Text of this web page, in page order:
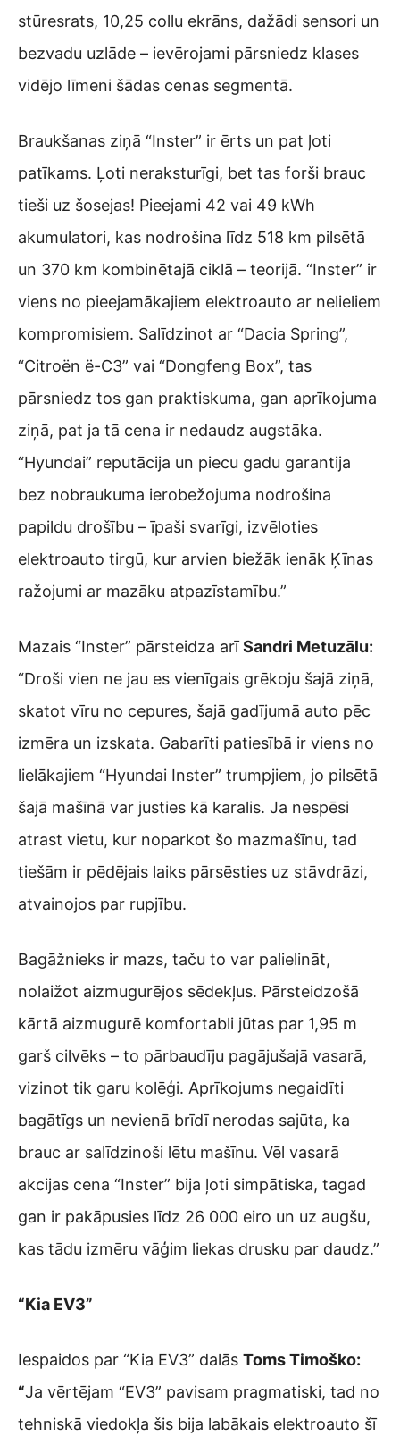
stūresrats, 10,25 collu ekrāns, dažādi sensori un
bezvadu uzlāde – ievērojami pārsniedz klases
vidējo līmeni šādas cenas segmentā.
Braukšanas ziņā “Inster” ir ērts un pat ļoti
patīkams. Ļoti neraksturīgi, bet tas forši brauc
tieši uz šosejas! Pieejami 42 vai 49 kWh
akumulatori, kas nodrošina līdz 518 km pilsētā
un 370 km kombinētajā ciklā – teorijā. “Inster” ir
viens no pieejamākajiem elektroauto ar nelieliem
kompromisiem. Salīdzinot ar “Dacia Spring”,
“Citroën ë-C3” vai “Dongfeng Box”, tas
pārsniedz tos gan praktiskuma, gan aprīkojuma
ziņā, pat ja tā cena ir nedaudz augstāka.
“Hyundai” reputācija un piecu gadu garantija
bez nobraukuma ierobežojuma nodrošina
papildu drošību – īpaši svarīgi, izvēloties
elektroauto tirgū, kur arvien biežāk ienāk Ķīnas
ražojumi ar mazāku atpazīstamību.”
Mazais “Inster” pārsteidza arīSandri Metuzālu:
“Droši vien ne jau es vienīgais grēkoju šajā ziņā,
skatot vīru no cepures, šajā gadījumā auto pēc
izmēra un izskata. Gabarīti patiesībā ir viens no
lielākajiem “Hyundai Inster” trumpjiem, jo pilsētā
šajā mašīnā var justies kā karalis. Ja nespēsi
atrast vietu, kur noparkot šo mazmašīnu, tad
tiešām ir pēdējais laiks pārsēsties uz stāvdrāzi,
atvainojos par rupjību.
Bagāžnieks ir mazs, taču to var palielināt,
nolaižot aizmugurējos sēdekļus. Pārsteidzošā
kārtā aizmugurē komfortabli jūtas par 1,95 m
garš cilvēks – to pārbaudīju pagājušajā vasarā,
vizinot tik garu kolēģi. Aprīkojums negaidīti
bagātīgs un nevienā brīdī nerodas sajūta, ka
brauc ar salīdzinoši lētu mašīnu. Vēl vasarā
akcijas cena “Inster” bija ļoti simpātiska, tagad
gan ir pakāpusies līdz 26 000 eiro un uz augšu,
kas tādu izmēru vāģim liekas drusku par daudz.”
“Kia EV3”
Iespaidos par “Kia EV3” dalās Toms Timoško:
“Ja vērtējam “EV3” pavisam pragmatiski, tad no
tehniskā viedokļa šis bija labākais elektroauto šī